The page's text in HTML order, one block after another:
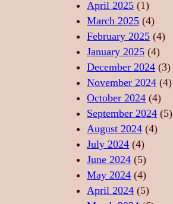
A
T
E
,
F
O
R
Ț
Ă
,
L
B
Ă
R
I
I
D
E
R
E
L
A
X
A
R
A
–
S
U
F
L
E
T
U
L
D
A
April 2025 (1)
March 2025 (4)
February 2025 (4)
January 2025 (4)
December 2024 (3)
November 2024 (4)
October 2024 (4)
September 2024 (5)
August 2024 (4)
July 2024 (4)
June 2024 (5)
May 2024 (4)
April 2024 (5)